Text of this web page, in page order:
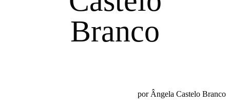
Branco
por Ângela Castelo Branco